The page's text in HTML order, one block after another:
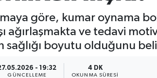
göre, kumar oynama
ağırlaşmakta ve tedavi
sağlığı boyutu olduğunu
- 19:32
GÜNCELLEME
4 DK
OKUNMA SÜRESI